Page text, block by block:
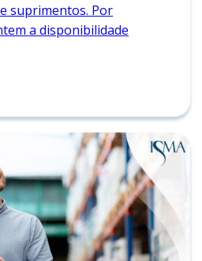
suprimentos. Por
a disponibilidade